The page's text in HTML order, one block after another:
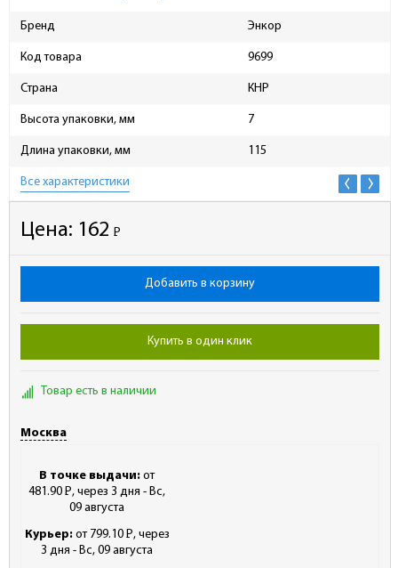
Бренд Энкор
Код товара 9699
Страна КНР
Высота упаковки, мм 7
Длина упаковки, мм 115
Все характеристики
Цена: 162 Р
-
Добавить в корзину
Купить в один клик
Товар есть в наличии
Москва
В точке выдачи: от
481.90 Р
- , через 3 дня - Вс,
09 августа
Курьер: от 799.10 Р
- , через
3 дня - Вс, 09 августа